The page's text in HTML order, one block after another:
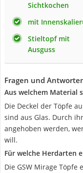
Sichtkochen
mit
Stieltopf mit
Ausguss
Fragen und
Aus welchem Material
Die Deckel der Töpfe
sind aus Glas. Durch
angehoben werden,
will.
Für welche Herdarten
Die GSW Mirage Töpfe